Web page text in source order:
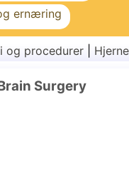
ernæring
og procedurer
Surgery